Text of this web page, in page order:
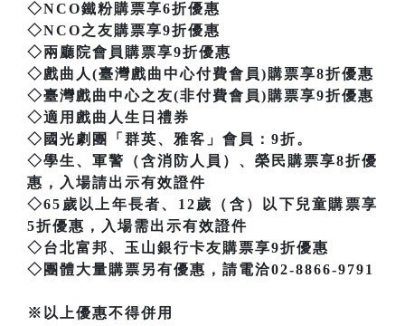
◇NCO鐵粉購票享6折優惠
◇NCO之友購票享9折優惠
◇兩廳院會員購票享9折優惠
◇戲曲人(臺灣戲曲中心付費會員)購票享8折優惠
◇臺灣戲曲中心之友(非付費會員)購票享9折優惠
◇適用戲曲人生日禮券
◇國光劇團「群英、雅客」會員：9折。
◇學生、軍警（含消防人員）、榮民購票享8折優
惠，入場請出示有效證件
◇65歲以上年長者、12歲（含）以下兒童購票享
5折優惠，入場需出示有效證件
◇台北富邦、玉山銀行卡友購票享9折優惠
◇團體大量購票另有優惠，請電洽02-8866-9791
※以上優惠不得併用